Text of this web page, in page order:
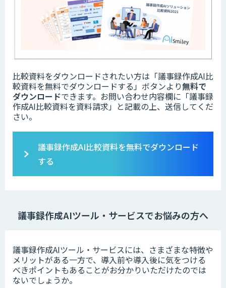
比較資料をダウンロードされたい方は「議事録作成AI比
較資料を無料でダウンロードする」ボタンより無料で
ダウンロードできます。お問い合わせ内容欄に「議事録
作成AI比較資料を資料請求」と記載の上、送信してくだ
さい。
議事録作成AI比較資料を無料でダウンロード
する
議事録作成AIツール・サービスでお悩みの方へ
議事録作成AIツール・サービスには、さまざまな特徴や
メリットがある一方で、導入前や導入後に気をつける
べきポイントもあることがお分かりいただけたのでは
ないでしょうか。